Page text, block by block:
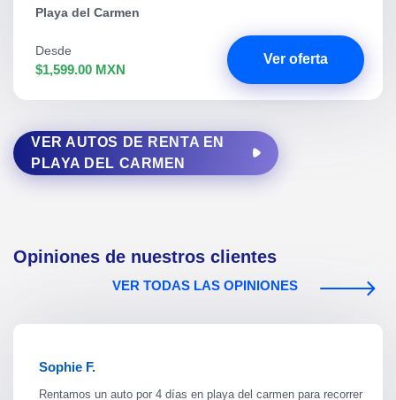
Playa del Carmen
Desde
$1,599.00 MXN
Ver oferta
VER AUTOS DE RENTA EN
PLAYA DEL CARMEN
Opiniones de nuestros clientes
VER TODAS LAS OPINIONES
Sophie F.
Rentamos un auto por 4 días en playa del carmen para recorrer